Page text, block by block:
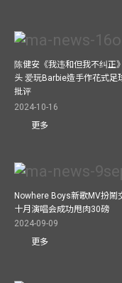
陈健安《我违和但我不纠正
头 爱玩Barbie造手作花式足
批评
2024-10-16
更多
Nowhere Boys新歌MV扮鬧
十月演唱会成功甩肉30磅
2024-09-09
更多